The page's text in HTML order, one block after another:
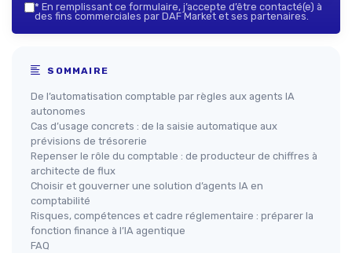
* En remplissant ce formulaire, j’accepte d’être contacté(e) à
des fins commerciales par DAF Market et ses partenaires.
SOMMAIRE
De l’automatisation comptable par règles aux agents IA
autonomes
Cas d’usage concrets : de la saisie automatique aux
prévisions de trésorerie
Repenser le rôle du comptable : de producteur de chiffres à
architecte de flux
Choisir et gouverner une solution d’agents IA en
comptabilité
Risques, compétences et cadre réglementaire : préparer la
fonction finance à l’IA agentique
FAQ